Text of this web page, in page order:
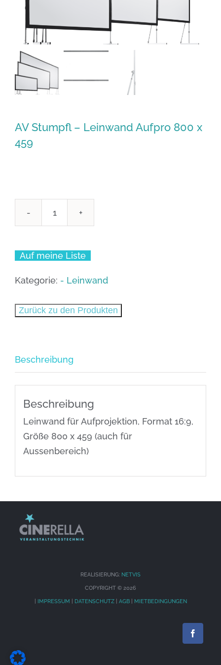
AV Stumpfl – Leinwand Aufpro 800 x
459
AV
-
Leinwand
Aufpro
x
Auf meine Liste
Kategorie: - Leinwand
Zurück zu den Produkten
Beschreibung
Beschreibung
Leinwand für Aufprojektion, Format 16:9,
Größe 800 x 459 (auch für
Aussenbereich)
REALISIERUNG: NETVIS
COPYRIGHT © 2026
IMPRESSUM DATENSCHUTZ| AGB| MIETBEDINGUNGEN